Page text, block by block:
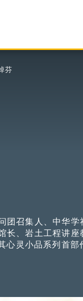
芬
团召集人、中华
长、岩土工程讲
心灵小品系列首